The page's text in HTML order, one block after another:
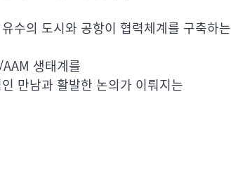
수의 도시와 공항이 협력체계를 구축하는
생태계를
만남과 활발한 논의가 이뤄지는